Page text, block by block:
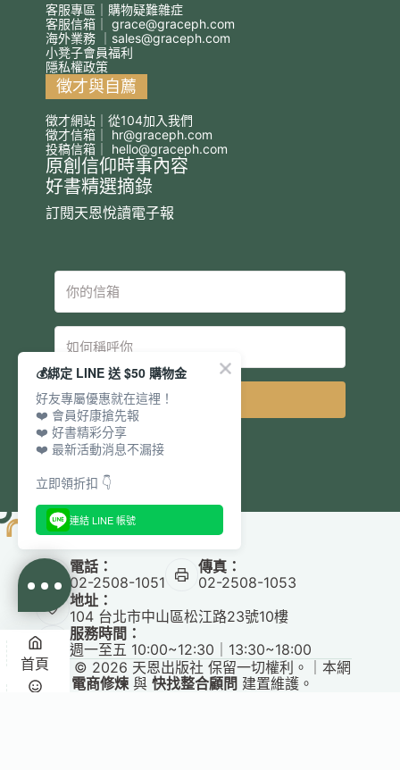
客服專區｜購物疑難雜症
客服信箱｜ grace@graceph.com
海外業務 ｜ sales@graceph.com
小凳子會員福利
隱私權政策
徵才與自薦
徵才網站｜從104加入我們
徵才信箱｜ hr@graceph.com
投稿信箱｜ hello@graceph.com
原創信仰時事內容
好書精選摘錄
訂閱天恩悅讀電子報
電話：
02-2508-1051
傳真：
02-2508-1053
地址：
104 台北市中山區松江路23號10樓
服務時間：
週一至五 10:00~12:30｜13:30~18:00
Copyright © 2026 天恩出版社 保留一切權利。｜本網
站由 電商修煉與快找整合顧問 建置維護。
首頁
💰綁定 LINE 送 $50 購物金
好友專屬優惠就在這裡！
❤️ 會員好康搶先報
❤️ 好書精彩分享
❤️ 最新活動消息不漏接
立即領折扣 👇
連結 LINE 帳號